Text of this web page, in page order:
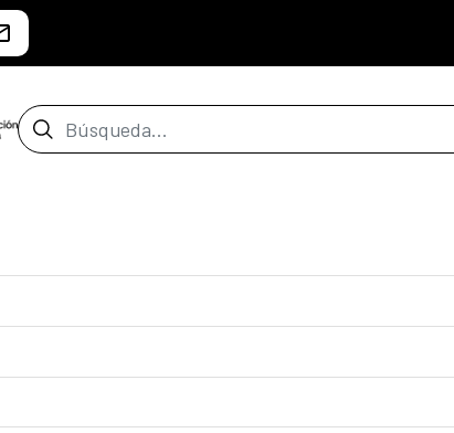
Barra de búsqueda